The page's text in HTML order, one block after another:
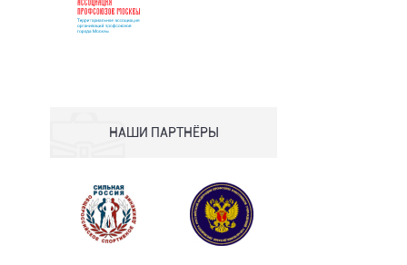
НАШИ ПАРТНЁРЫ